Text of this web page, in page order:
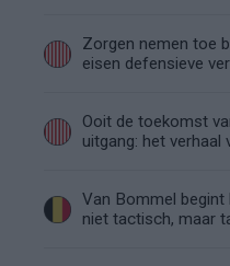
Zorgen nemen toe
eisen defensieve
Ooit de toekomst
uitgang: het verhaal
Van Bommel begint
niet tactisch, maar